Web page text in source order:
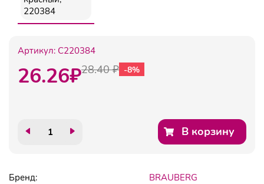
Артикул: C220384
26.26₽28.40 ₽ -8%
В корзину
Бренд: BRAUBERG